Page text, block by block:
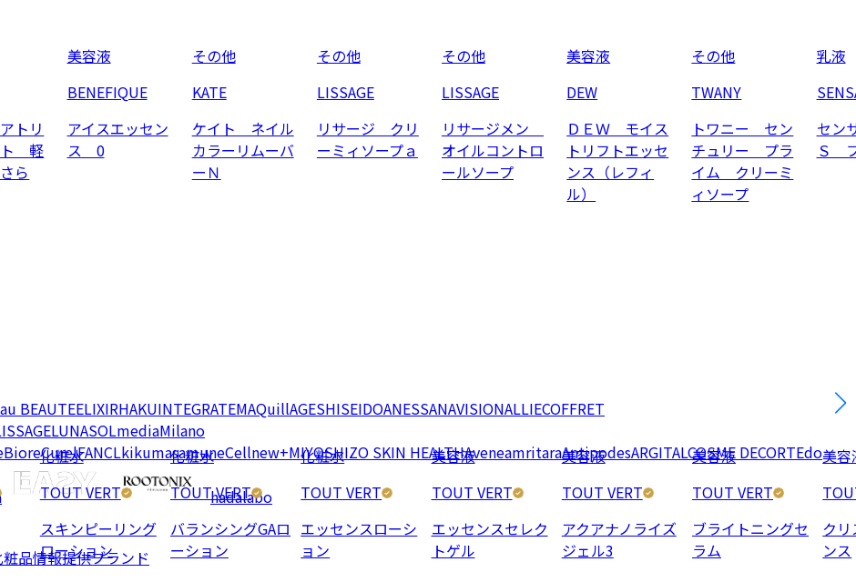
化粧水
TOUT VERT
スキンピーリング
ローション
化粧水
TOUT VERT
バランシングGAロ
ーション
化粧水
TOUT VERT
エッセンスローシ
ョン
美容液
TOUT VERT
エッセンスセレク
トゲル
美容液
TOUT VERT
アクアナノライズ
ジェル3
美容液
TOUT VERT
ブライトニングセ
ラム
美容
ク
ンス
トリ
ト 軽
ら
美容液
BENEFIQUE
アイスエッセン
ス 0
その他
KATE
ケイト ネイル
カラーリムーバ
ーＮ
その他
LISSAGE
リサージ クリ
ーミィソープａ
その他
LISSAGE
リサージメン
オイルコントロ
ールソープ
美容液
DEW
ＤＥＷ モイス
トリフトエッセ
ンス（レフィ
ル）
その他
TWANY
トワニー セン
チュリー プラ
イム クリーミ
ィソープ
乳液
セン
Ｓ
BEAUTEELIXIRHAKUINTEGRATEMAQuillAGESHISEIDOANESSANAVISIONALLIECOFFRET
LUNASOLmediaMilano
BioreCurelFANCLkikumasamuneCellnew+MIYOSHIZO SKIN HEALTHAveneamritaraAntipodesARGITALCOSME DECORTEdo
hadalabo
品情報提供ブランド